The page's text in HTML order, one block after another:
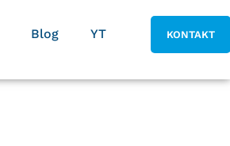
Blog YT KONTAKT